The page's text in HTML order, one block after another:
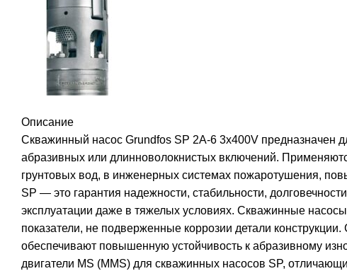
Описание
Скважинный насос Grundfos SP 2A-6 3x400V предназначен
абразивных или длинноволокнистых включений.
грунтовых вод, в инженерных системах пожаротушения,
SP — это гарантия надежности, стабильности,
эксплуатации даже в тяжелых условиях. Скважинные
показатели, не подверженные коррозии детали
обеспечивают повышенную устойчивость к абразивному
двигатели MS (MMS) для скважинных насосов SP,